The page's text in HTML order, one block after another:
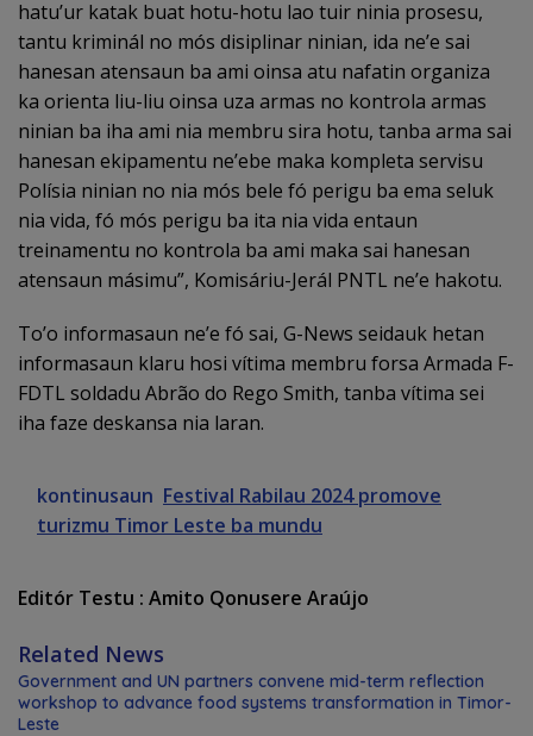
hatu’ur katak buat hotu-hotu lao tuir ninia prosesu,
tantu kriminál no mós disiplinar ninian, ida ne’e sai
hanesan atensaun ba ami oinsa atu nafatin organiza
ka orienta liu-liu oinsa uza armas no kontrola armas
ninian ba iha ami nia membru sira hotu, tanba arma sai
hanesan ekipamentu ne’ebe maka kompleta servisu
Polísia ninian no nia mós bele fó perigu ba ema seluk
nia vida, fó mós perigu ba ita nia vida entaun
treinamentu no kontrola ba ami maka sai hanesan
atensaun másimu”, Komisáriu-Jerál PNTL ne’e hakotu.
To’o informasaun ne’e fó sai, G-News seidauk hetan
informasaun klaru hosi vítima membru forsa Armada F-
FDTL soldadu Abrão do Rego Smith, tanba vítima sei
iha faze deskansa nia laran.
kontinusaun Festival Rabilau 2024 promove
turizmu Timor Leste ba mundu
Editór Testu : Amito Qonusere Araújo
Related News
Government and UN partners convene mid-term reflection
workshop to advance food systems transformation in Timor-
Leste